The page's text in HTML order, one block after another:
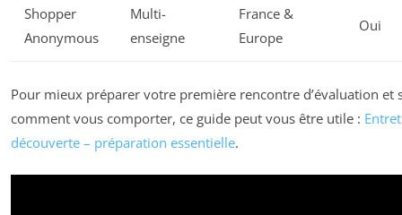
Shopper
Anonymous
Multi-
enseigne
France &
Europe
Oui
Pour mieux préparer votre première rencontre d’évaluation et
comment vous comporter, ce guide peut vous être utile :
découverte – préparation essentielle.